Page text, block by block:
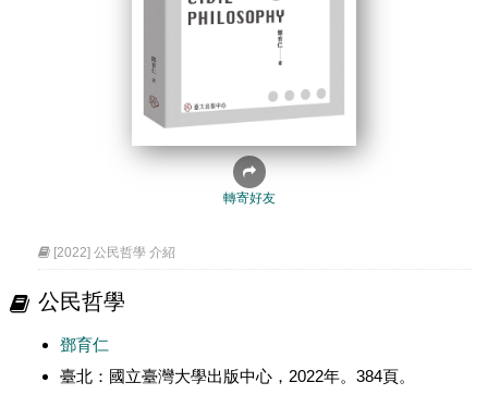
轉寄好友
[2022] 公民哲學 介紹
公民哲學
鄧育仁
臺北：國立臺灣大學出版中心，2022年。384頁。